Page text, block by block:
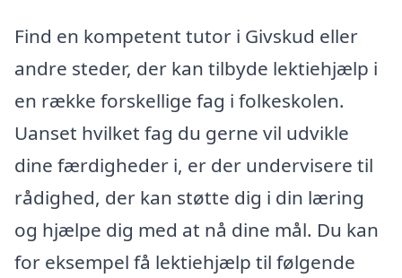
Find en kompetent tutor i Givskud eller
andre steder, der kan tilbyde lektiehjælp i
en række forskellige fag i folkeskolen.
Uanset hvilket fag du gerne vil udvikle
dine færdigheder i, er der undervisere til
rådighed, der kan støtte dig i din læring
og hjælpe dig med at nå dine mål. Du kan
for eksempel få lektiehjælp til følgende